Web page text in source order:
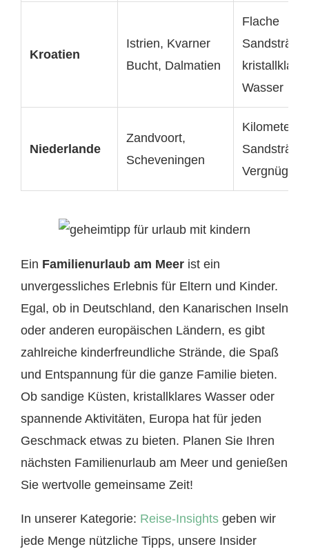
Kroatien
Istrien, Kvarner
Bucht, Dalmatien
Flache
Wasser
Niederlande
Zandvoort,
Scheveningen
Ein Familienurlaub am Meer ist ein
unvergessliches Erlebnis für Eltern und Kinder.
Egal, ob in Deutschland, den Kanarischen Inseln
oder anderen europäischen Ländern, es gibt
zahlreiche kinderfreundliche Strände, die Spaß
und Entspannung für die ganze Familie bieten.
Ob sandige Küsten, kristallklares Wasser oder
spannende Aktivitäten, Europa hat für jeden
Geschmack etwas zu bieten. Planen Sie Ihren
nächsten Familienurlaub am Meer und genießen
Sie wertvolle gemeinsame Zeit!
In unserer Kategorie: Reise-Insights geben wir
jede Menge nützliche Tipps, unsere Insider